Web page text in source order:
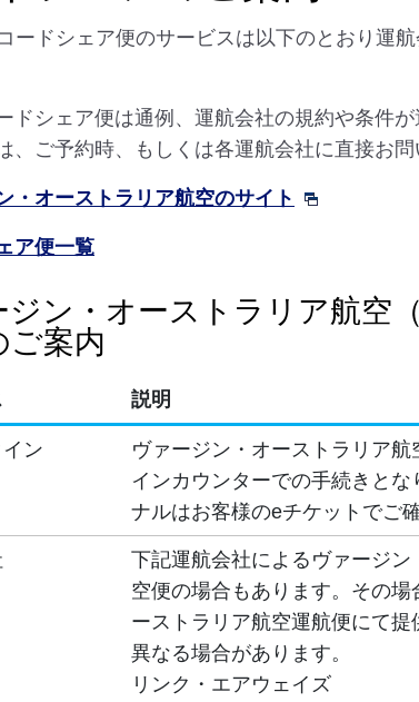
ードシェア便のサービスは以下のとおり運
ドシェア便は通例、運航会社の規約や条件
、ご予約時、もしくは各運航会社に直接お問
・オーストラリア航空のサイト
ア便一覧
ジン・オーストラリア航空
ご案内
説明
ン
ヴァージン・オーストラリア航
インカウンターでの手続きとな
ナルはお客様のeチケットでご
下記運航会社によるヴァージン
空便の場合もあります。その場
ーストラリア航空運航便にて提
異なる場合があります。
リンク・エアウェイズ